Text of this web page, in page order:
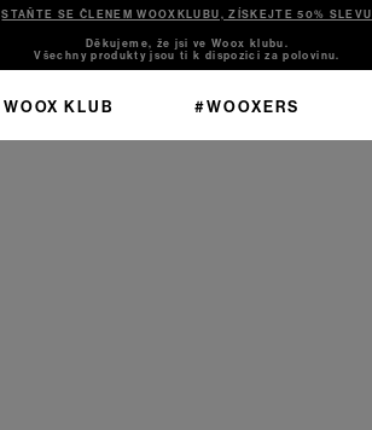
STAŇTE SE ČLENEM WOOXKLUBU, ZÍSKEJTE 50% SLEVU
Děkujeme, že jsi ve Woox klubu.
Všechny produkty jsou ti k dispozici za polovinu.
WOOX KLUB #WOOXERS